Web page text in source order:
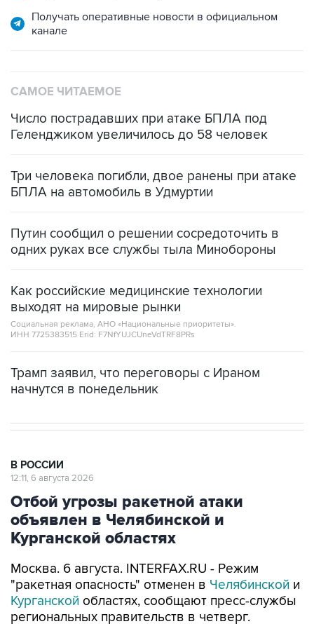
Получать оперативные новости в официальном
канале
САМОЕ ЧИТАЕМОЕ
Число пострадавших при атаке БПЛА под
Геленджиком увеличилось до 58 человек
Три человека погибли, двое ранены при атаке
БПЛА на автомобиль в Удмуртии
Путин сообщил о решении сосредоточить в
одних руках все службы тыла Минобороны
Как российские медицинские технологии
выходят на мировые рынки
Социальная реклама, АНО «Национальные приоритеты».
ИНН 7725383515 Erid: F7NfYUJCUneVdTRF8PRs
Трамп заявил, что переговоры с Ираном
начнутся в понедельник
В РОССИИ
12:11, 6 августа 2026
Отбой угрозы ракетной атаки
объявлен в Челябинской и
Курганской областях
Москва. 6 августа. INTERFAX.RU - Режим
"ракетная опасность" отменен в Челябинской и
Курганской областях, сообщают пресс-службы
региональных правительств в четверг.